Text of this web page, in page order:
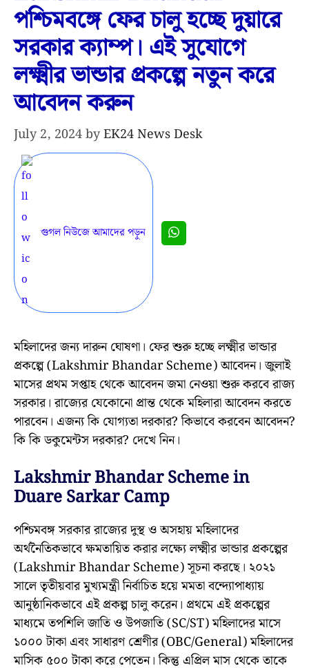
পশ্চিমবঙ্গে ফের চালু হচ্ছে দুয়ারে
সরকার ক্যাম্প। এই সুযোগে
লক্ষ্মীর ভান্ডার প্রকল্পে নতুন করে
আবেদন করুন
July 2, 2024byEK24 News Desk
গুগল নিউজে আমাদের পড়ুন
মহিলাদের জন্য দারুন ঘোষণা। ফের শুরু হচ্ছে লক্ষ্মীর ভান্ডার
প্রকল্পে (Lakshmir Bhandar Scheme) আবেদন। জুলাই
মাসের প্রথম সপ্তাহ থেকে আবেদন জমা নেওয়া শুরু করবে রাজ্য
সরকার। রাজ্যের যেকোনো প্রান্ত থেকে মহিলারা আবেদন করতে
পারবেন। এজন্য কি যোগ্যতা দরকার? কিভাবে করবেন আবেদন?
কি কি ডকুমেন্টস দরকার? দেখে নিন।
Lakshmir Bhandar Scheme in
Duare Sarkar Camp
পশ্চিমবঙ্গ সরকার রাজ্যের দুস্থ ও অসহায় মহিলাদের
অর্থনৈতিকভাবে ক্ষমতায়িত করার লক্ষ্যে লক্ষ্মীর ভান্ডার প্রকল্পের
(Lakshmir Bhandar Scheme) সূচনা করছে। ২০২১
সালে তৃতীয়বার মুখ্যমন্ত্রী নির্বাচিত হয়ে মমতা বন্দ্যোপাধ্যায়
আনুষ্ঠানিকভাবে এই প্রকল্প চালু করেন। প্রথমে এই প্রকল্পের
মাধ্যমে তপশিলি জাতি ও উপজাতি (SC/ST) মহিলাদের মাসে
১০০০ টাকা এবং সাধারণ শ্রেণীর (OBC/General) মহিলাদের
মাসিক ৫০০ টাকা করে পেতেন। কিন্তু এপ্রিল মাস থেকে তাকে